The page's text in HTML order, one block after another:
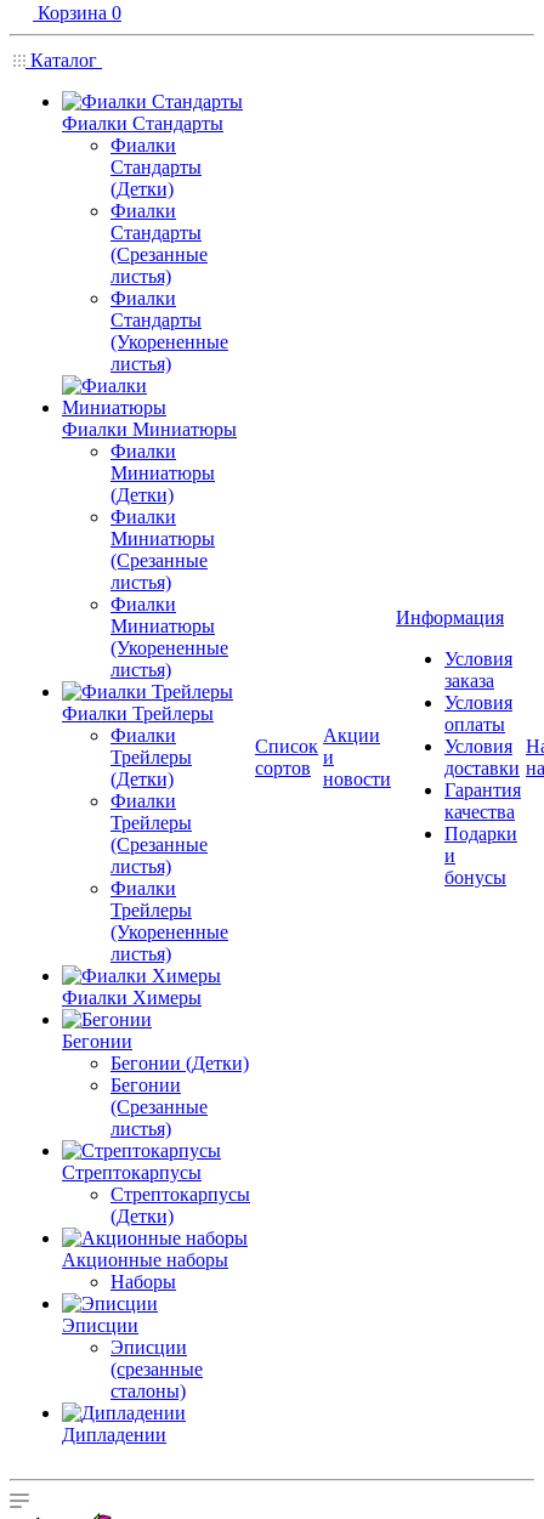
Корзина 0
Каталог
Фиалки Стандарты
Фиалки
Стандарты
(Детки)
Фиалки
Стандарты
(Срезанные
листья)
Фиалки
Стандарты
(Укорененные
листья)
Фиалки Миниатюры
Фиалки
Миниатюры
(Детки)
Фиалки
Миниатюры
(Срезанные
листья)
Фиалки
Миниатюры
(Укорененные
листья)
Фиалки Трейлеры
Фиалки
Трейлеры
(Детки)
Фиалки
Трейлеры
(Срезанные
листья)
Фиалки
Трейлеры
(Укорененные
листья)
Фиалки Химеры
Бегонии
Бегонии (Детки)
Бегонии
(Срезанные
листья)
Стрептокарпусы
Стрептокарпусы
(Детки)
Акционные наборы
Наборы
Эписции
Эписции
(срезанные
сталоны)
Дипладении
Список
сортов
Акции
и
новости
Информация
Условия
заказа
Условия
оплаты
Условия
доставки
Гарантия
качества
Подарки
и
бонусы